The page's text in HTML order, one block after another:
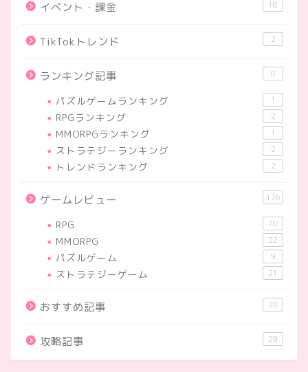
イベント・課金 16
TikTokトレンド 2
ランキング記事 8
パズルゲームランキング 1
RPGランキング 2
MMORPGランキング 1
ストラテジーランキング 2
トレンドランキング 2
ゲームレビュー 176
RPG 70
MMORPG 22
パズルゲーム 9
ストラテジーゲーム 21
おすすめ記事 28
攻略記事 29